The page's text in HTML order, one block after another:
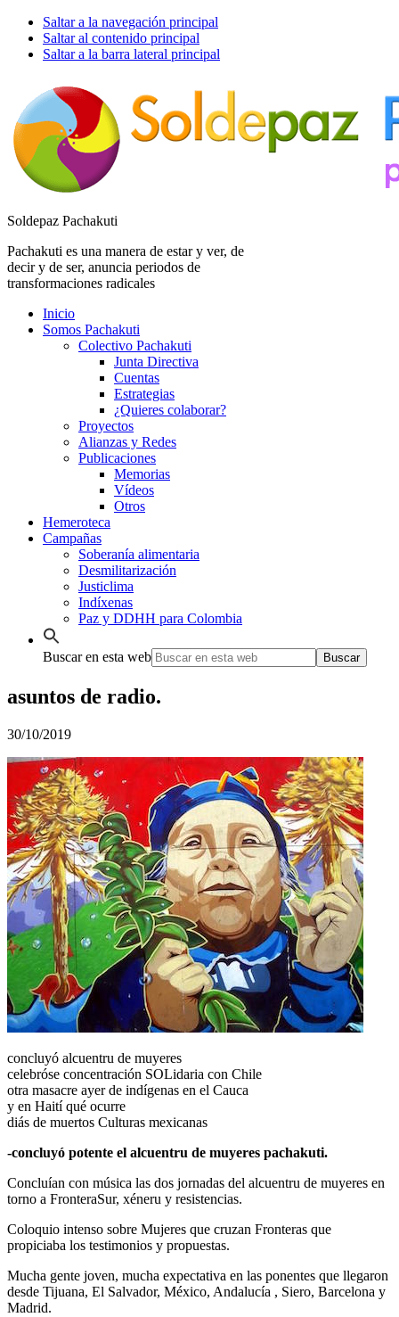
Saltar a la navegación principal
Saltar al contenido principal
Saltar a la barra lateral principal
Soldepaz Pachakuti
Pachakuti es una manera de estar y ver, de
decir y de ser, anuncia periodos de
transformaciones radicales
Inicio
Somos Pachakuti
Colectivo Pachakuti
Junta Directiva
Cuentas
Estrategias
¿Quieres colaborar?
Proyectos
Alianzas y Redes
Publicaciones
Memorias
Vídeos
Otros
Hemeroteca
Campañas
Soberanía alimentaria
Desmilitarización
Justiclima
Indíxenas
Paz y DDHH para Colombia
Buscar en esta web
asuntos de radio.
30/10/2019
concluyó alcuentru de muyeres
celebróse concentración SOLidaria con Chile
otra masacre ayer de indígenas en el Cauca
y en Haití qué ocurre
diás de muertos Culturas mexicanas
-concluyó potente el alcuentru de muyeres pachakuti.
Concluían con música las dos jornadas del alcuentru de muyeres en
torno a FronteraSur, xéneru y resistencias.
Coloquio intenso sobre Mujeres que cruzan Fronteras que
propiciaba los testimonios y propuestas.
Mucha gente joven, mucha expectativa en las ponentes que llegaron
desde Tijuana, El Salvador, México, Andalucía , Siero, Barcelona y
Madrid.